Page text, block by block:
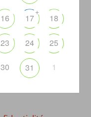
16 17
+
18
23 24 25
30 31 1